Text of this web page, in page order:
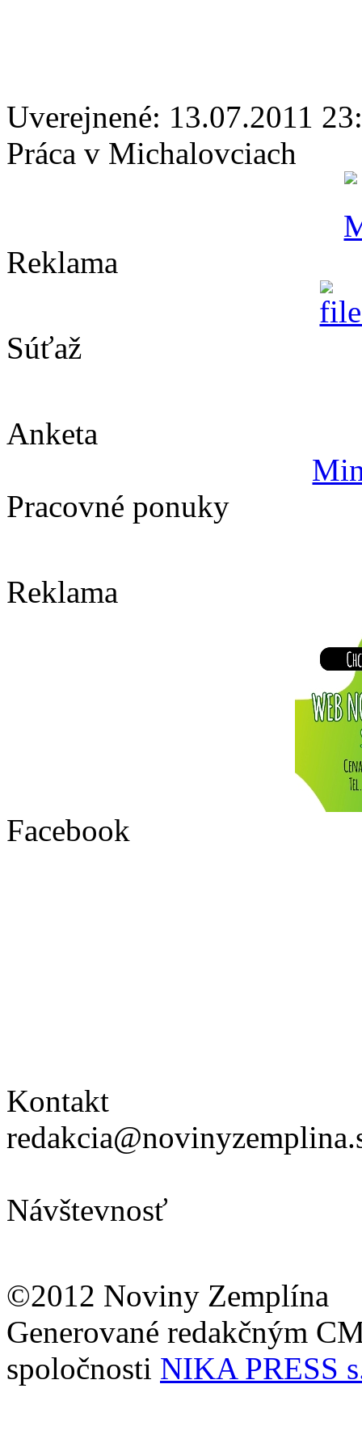
Uverejnené: 13.07.2011
Práca v Michalovciach
Reklama
Súťaž
Anketa
Pracovné ponuky
Reklama
Facebook
Kontakt
Návštevnosť
©2012 Noviny Zemplína
Generované redakčným
spoločnosti NIKA PRESS